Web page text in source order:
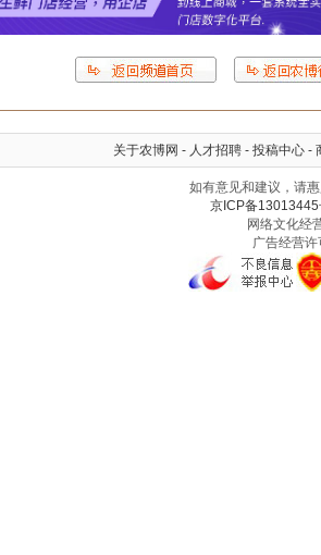
关于农博网 - 人才招聘 - 投稿中心 -
如有意见和建议，请
京ICP备13013445
网络文化经
广告经营